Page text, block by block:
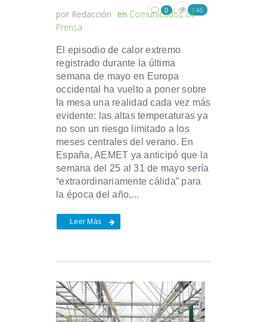
por Redacción en Comunicados de
Prensa
0 146
El episodio de calor extremo
registrado durante la última
semana de mayo en Europa
occidental ha vuelto a poner sobre
la mesa una realidad cada vez más
evidente: las altas temperaturas ya
no son un riesgo limitado a los
meses centrales del verano. En
España, AEMET ya anticipó que la
semana del 25 al 31 de mayo sería
“extraordinariamente cálida” para
la época del año,...
Leer Más